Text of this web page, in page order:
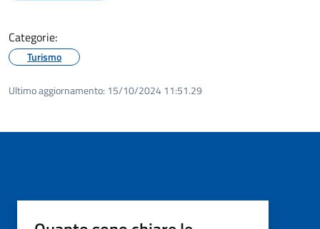
Categorie:
Turismo
Ultimo aggiornamento: 15/10/2024 11:51.29